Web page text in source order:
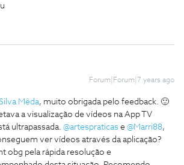
Forum|Forum|7 years ago
Mêda, muito obrigada pelo feedback. 🙂
a visualização de vídeos na App TV
ultrapassada. @artespraticas e @Marri88,
ver vídeos através da aplicação?
obg pela rápida resolução e